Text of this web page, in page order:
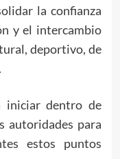
la confianza
y el intercambio
deportivo, de
iniciar dentro de
autoridades para
estos puntos